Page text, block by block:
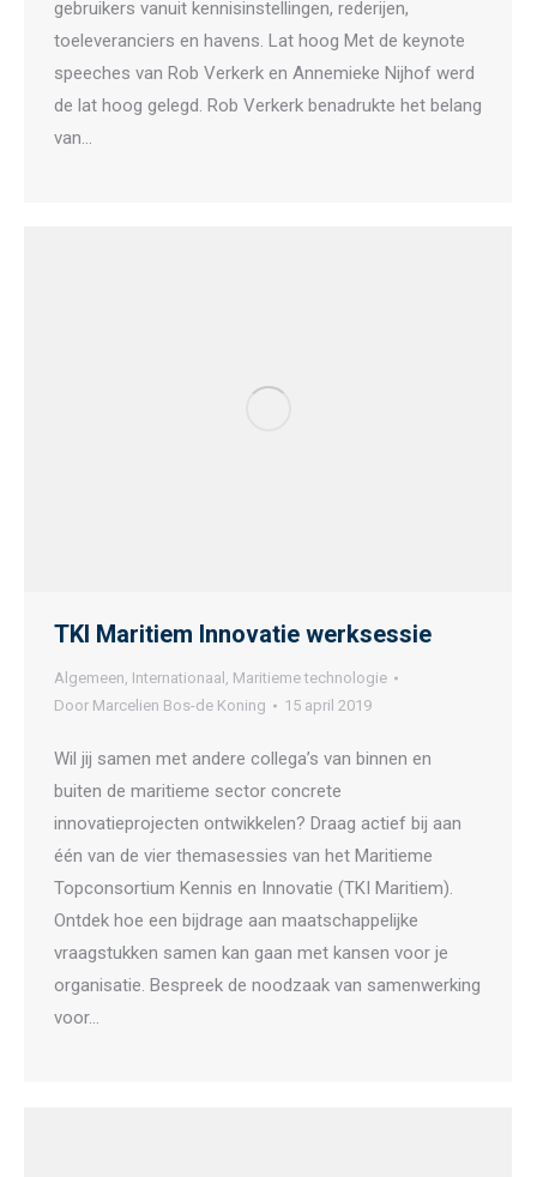
gebruikers vanuit kennisinstellingen, rederijen,
toeleveranciers en havens. Lat hoog Met de keynote
speeches van Rob Verkerk en Annemieke Nijhof werd
de lat hoog gelegd. Rob Verkerk benadrukte het belang
van…
TKI Maritiem Innovatie werksessie
Algemeen, Internationaal , Maritieme technologie
Door Marcelien Bos-de Koning 15 april 2019
Wil jij samen met andere collega’s van binnen en
buiten de maritieme sector concrete
innovatieprojecten ontwikkelen? Draag actief bij aan
één van de vier themasessies van het Maritieme
Topconsortium Kennis en Innovatie (TKI Maritiem).
Ontdek hoe een bijdrage aan maatschappelijke
vraagstukken samen kan gaan met kansen voor je
organisatie. Bespreek de noodzaak van samenwerking
voor…